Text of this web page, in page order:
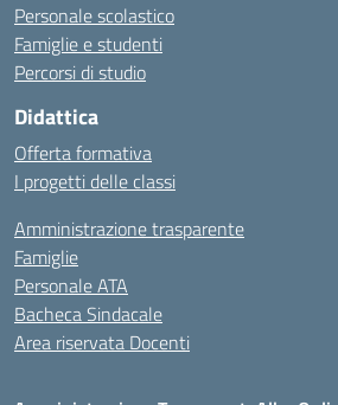
Personale scolastico
Famiglie e studenti
Percorsi di studio
Didattica
Offerta formativa
I progetti delle classi
Amministrazione trasparente
Famiglie
Personale ATA
Bacheca Sindacale
Area riservata Docenti